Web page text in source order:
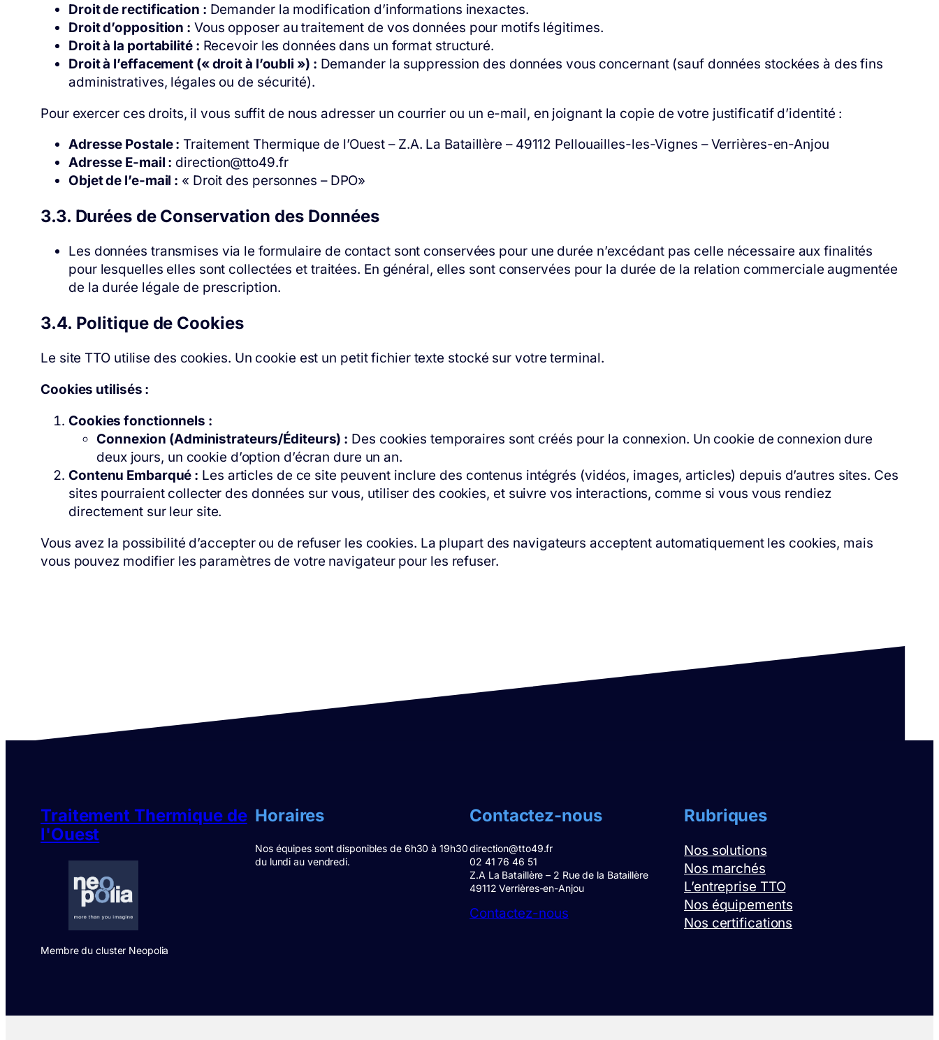
Droit de rectification : Demander la modification d’informations inexactes.
Droit d’opposition : Vous opposer au traitement de vos données pour motifs légitimes.
Droit à la portabilité : Recevoir les données dans un format structuré.
Droit à l’effacement (« droit à l’oubli ») : Demander la suppression des données vous concernant (sauf données stockées à des fins
administratives, légales ou de sécurité).
Pour exercer ces droits, il vous suffit de nous adresser un courrier ou un e-mail, en joignant la copie de votre justificatif d’identité :
Adresse Postale : Traitement Thermique de l’Ouest – Z.A. La Bataillère – 49112 Pellouailles-les-Vignes – Verrières-en-Anjou
Adresse E-mail : direction@tto49.fr
Objet de l’e-mail : « Droit des personnes – DPO»
3.3. Durées de Conservation des Données
Les données transmises via le formulaire de contact sont conservées pour une durée n’excédant pas celle nécessaire aux finalités
pour lesquelles elles sont collectées et traitées. En général, elles sont conservées pour la durée de la relation commerciale augmentée
de la durée légale de prescription.
3.4. Politique de Cookies
Le site TTO utilise des cookies. Un cookie est un petit fichier texte stocké sur votre terminal.
Cookies utilisés :
Cookies fonctionnels :
Connexion (Administrateurs/Éditeurs) : Des cookies temporaires sont créés pour la connexion. Un cookie de connexion dure
deux jours, un cookie d’option d’écran dure un an.
Contenu Embarqué : Les articles de ce site peuvent inclure des contenus intégrés (vidéos, images, articles) depuis d’autres sites. Ces
sites pourraient collecter des données sur vous, utiliser des cookies, et suivre vos interactions, comme si vous vous rendiez
directement sur leur site.
Vous avez la possibilité d’accepter ou de refuser les cookies. La plupart des navigateurs acceptent automatiquement les cookies, mais
vous pouvez modifier les paramètres de votre navigateur pour les refuser.
Traitement Thermique de
l'Ouest
Membre du cluster Neopolia
Horaires
Nos équipes sont disponibles de 6h30 à 19h30
du lundi au vendredi.
Contactez-nous
direction@tto49.fr
02 41 76 46 51
Z.A La Bataillère – 2 Rue de la Bataillère
49112 Verrières-en-Anjou
Contactez-nous
Rubriques
Nos solutions
Nos marchés
L’entreprise TTO
Nos équipements
Nos certifications